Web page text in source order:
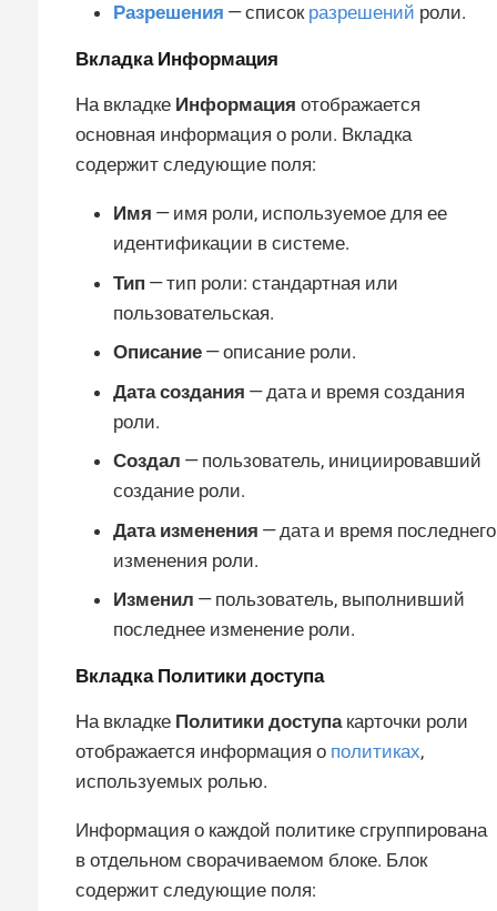
Разрешения — список разрешений роли.
Вкладка Информация
На вкладке Информация отображается
основная информация о роли. Вкладка
содержит следующие поля:
Имя — имя роли, используемое для ее
идентификации в системе.
Тип — тип роли: стандартная или
пользовательская.
Описание — описание роли.
Дата создания — дата и время создания
роли.
Создал — пользователь, инициировавший
создание роли.
Дата изменения — дата и время последнего
изменения роли.
Изменил — пользователь, выполнивший
последнее изменение роли.
Вкладка Политики доступа
На вкладке Политики доступакарточки роли
отображается информация о политиках,
используемых ролью.
Информация о каждой политике сгруппирована
в отдельном сворачиваемом блоке. Блок
содержит следующие поля: